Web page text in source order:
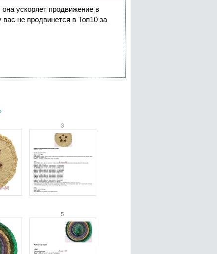
она ускоряет продвижение в
не продвинется в Топ10 за
3
5